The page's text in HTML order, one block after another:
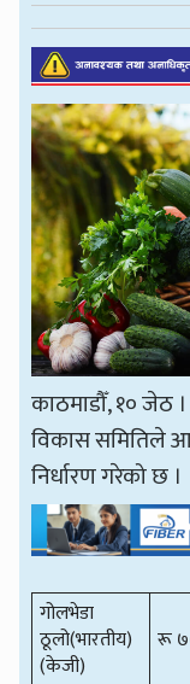
काठमाडौँ, १० जेठ
विकास समितिले
निर्धारण गरेको छ ।
गोलभेडा
ठूलो(भारतीय)
(केजी)
रू